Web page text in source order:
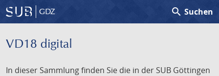
GDZ search Suchen
VD18 digital
In dieser Sammlung finden Sie die in der SUB Göttingen